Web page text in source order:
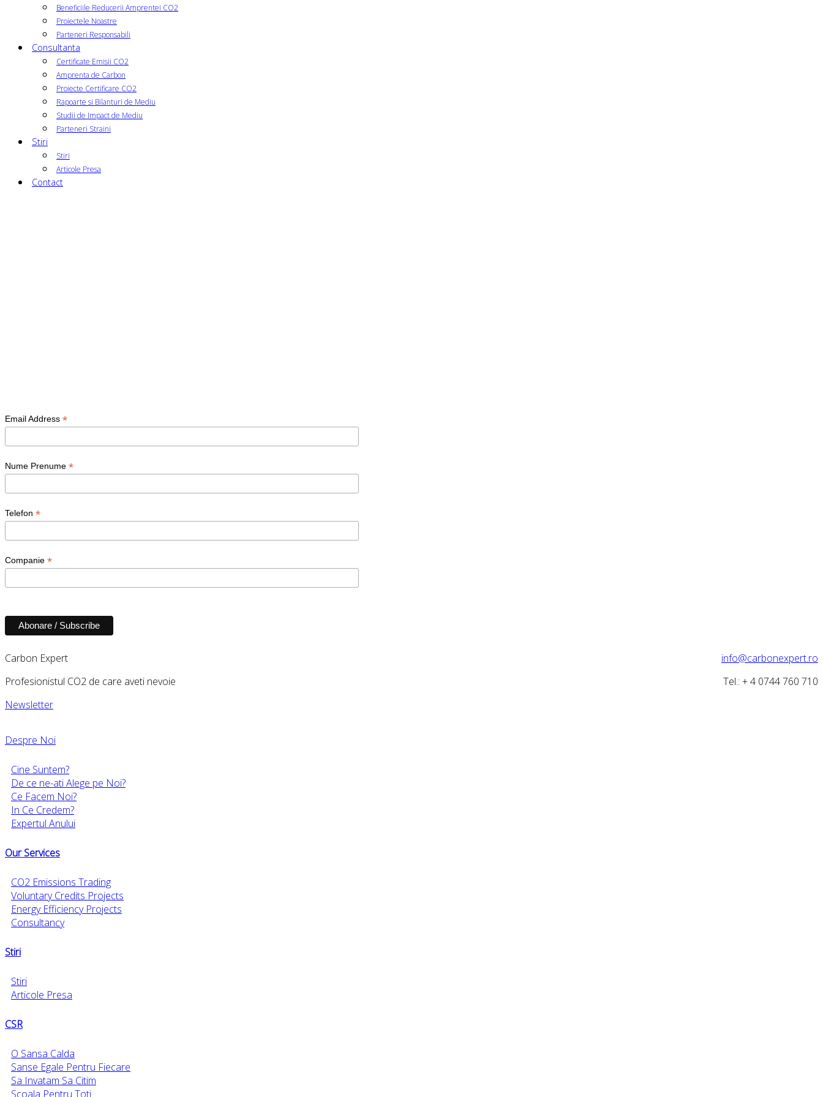
Beneficiile Reducerii Amprentei CO2
Proiectele Noastre
Parteneri Responsabili
Consultanta
Certificate Emisii CO2
Amprenta de Carbon
Proiecte Certificare CO2
Rapoarte si Bilanturi de Mediu
Studii de Impact de Mediu
Parteneri Straini
Stiri
Stiri
Articole Presa
Contact
Email Address *
Nume Prenume *
Telefon *
Companie *
Carbon Expert
info@carbonexpert.ro
Profesionistul CO2 de care aveti nevoie
Tel.: + 4 0744 760 710
Newsletter
Despre Noi
Cine Suntem?
De ce ne-ati Alege pe Noi?
Ce Facem Noi?
In Ce Credem?
Expertul Anului
Our Services
CO2 Emissions Trading
Voluntary Credits Projects
Energy Efficiency Projects
Consultancy
Stiri
Stiri
Articole Presa
CSR
O Sansa Calda
Sanse Egale Pentru Fiecare
Sa Invatam Sa Citim
Scoala Pentru Toti